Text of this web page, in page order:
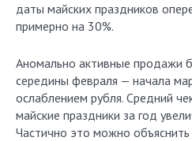
даты майских праздников
примерно на 30%.
Аномально активные продажи
середины февраля — начала
ослаблением рубля. Средний
майские праздники за год
Частично это можно объяснить